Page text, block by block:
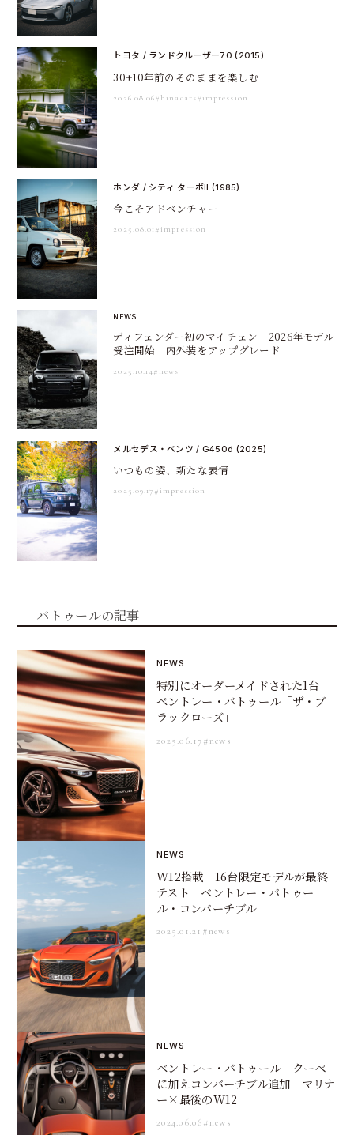
トヨタ / ランドクルーザー70 (2015)
30+10年前のそのままを楽しむ
2026.08.06#hinacars#impression
ホンダ / シティ ターボII (1985)
今こそアドベンチャー
2025.08.01 #impression
NEWS
ディフェンダー初のマイチェン 2026年モデル
受注開始 内外装をアップグレード
2025.10.14 #news
メルセデス・ベンツ / G450d (2025)
いつもの姿、新たな表情
2025.09.17 #impression
バトゥールの記事
NEWS
特別にオーダーメイドされた1台
ベントレー・バトゥール「ザ・ブ
ラックローズ」
2025.06.17#news
NEWS
W12搭載 16台限定モデルが最終
テスト ベントレー・バトゥー
ル・コンバーチブル
2025.01.21 #news
NEWS
ベントレー・バトゥール クーペ
に加えコンバーチブル追加 マリナ
ー×最後のW12
2024.06.06#news